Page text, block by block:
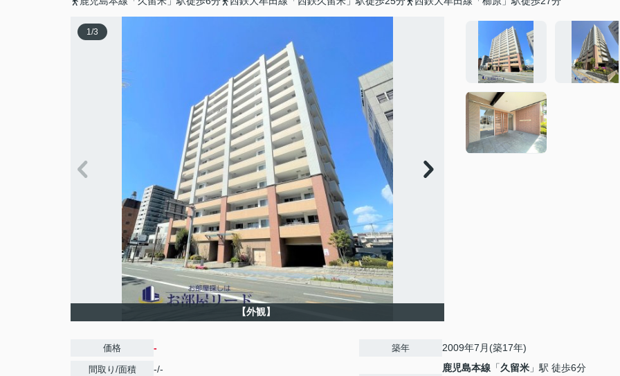
1/3
【外観】
価格 -
間取り/面積 -/-
築年 2009年7月(築17年)
鹿児島本線 「久留米 」駅 徒歩6分